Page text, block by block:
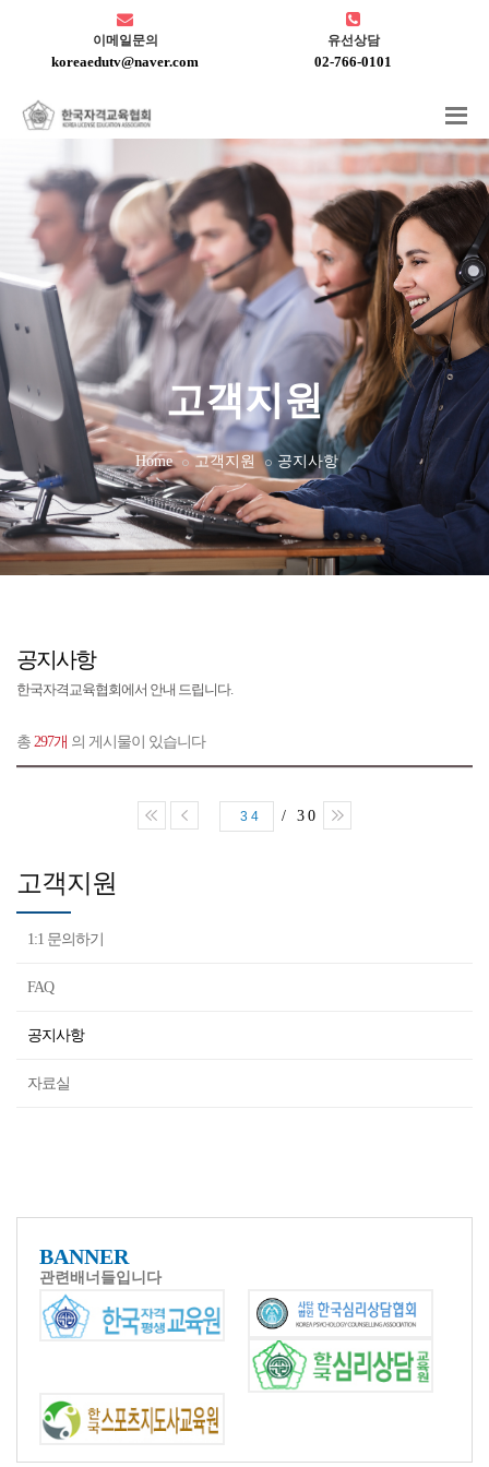
이메일문의
koreaedutv@naver.com
유선상담
02-766-0101
고객지원
Home 고객지원 공지사항
공지사항
한국자격교육협회에서 안내 드립니다.
총 297개 의 게시물이 있습니다
34 / 30
고객지원
1:1 문의하기
FAQ
공지사항
자료실
BANNER
관련배너들입니다